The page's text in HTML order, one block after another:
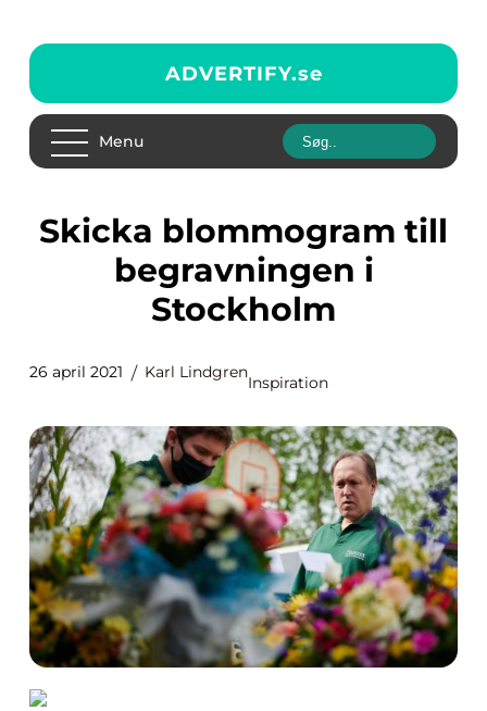
ADVERTIFY.se
Menu
Skicka blommogram till
begravningen i
Stockholm
26 april 2021 Karl Lindgren
Inspiration